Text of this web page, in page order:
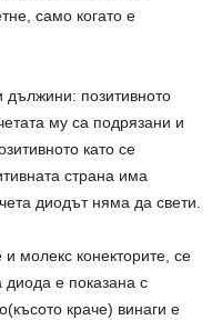
само когато е
дължини: позитивното
му са подрязани и
като се
страна има
диодът няма да свети.
молекс конекторите, се
диода е показана с
краче) винаги е